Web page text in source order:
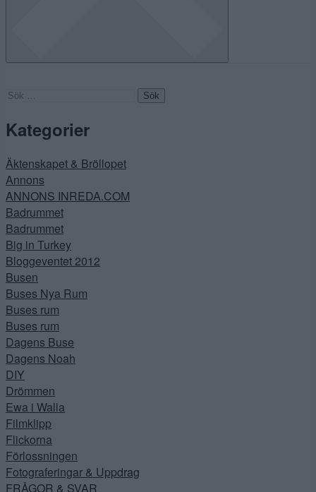
Sök
Kategorier
Äktenskapet & Bröllopet
Annons
ANNONS INREDA.COM
Badrummet
Badrummet
Big in Turkey
Bloggeventet 2012
Busen
Buses Nya Rum
Buses rum
Buses rum
Dagens Buse
Dagens Noah
DIY
Drömmen
Ewa i Walla
Filmklipp
Flickorna
Förlossningen
Fotograferingar & Uppdrag
FRÅGOR & SVAR